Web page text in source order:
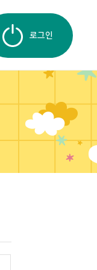
로그인